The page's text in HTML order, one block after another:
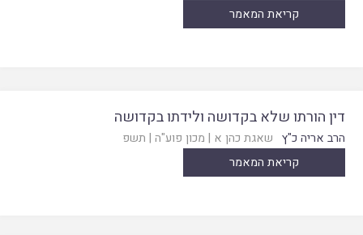
קריאת המאמר
דין הורתו שלא בקדושה ולידתו בקדושה
הרב אריה כ"ץ שאגת כהן א | מכון פוע"ה | תשפ
קריאת המאמר